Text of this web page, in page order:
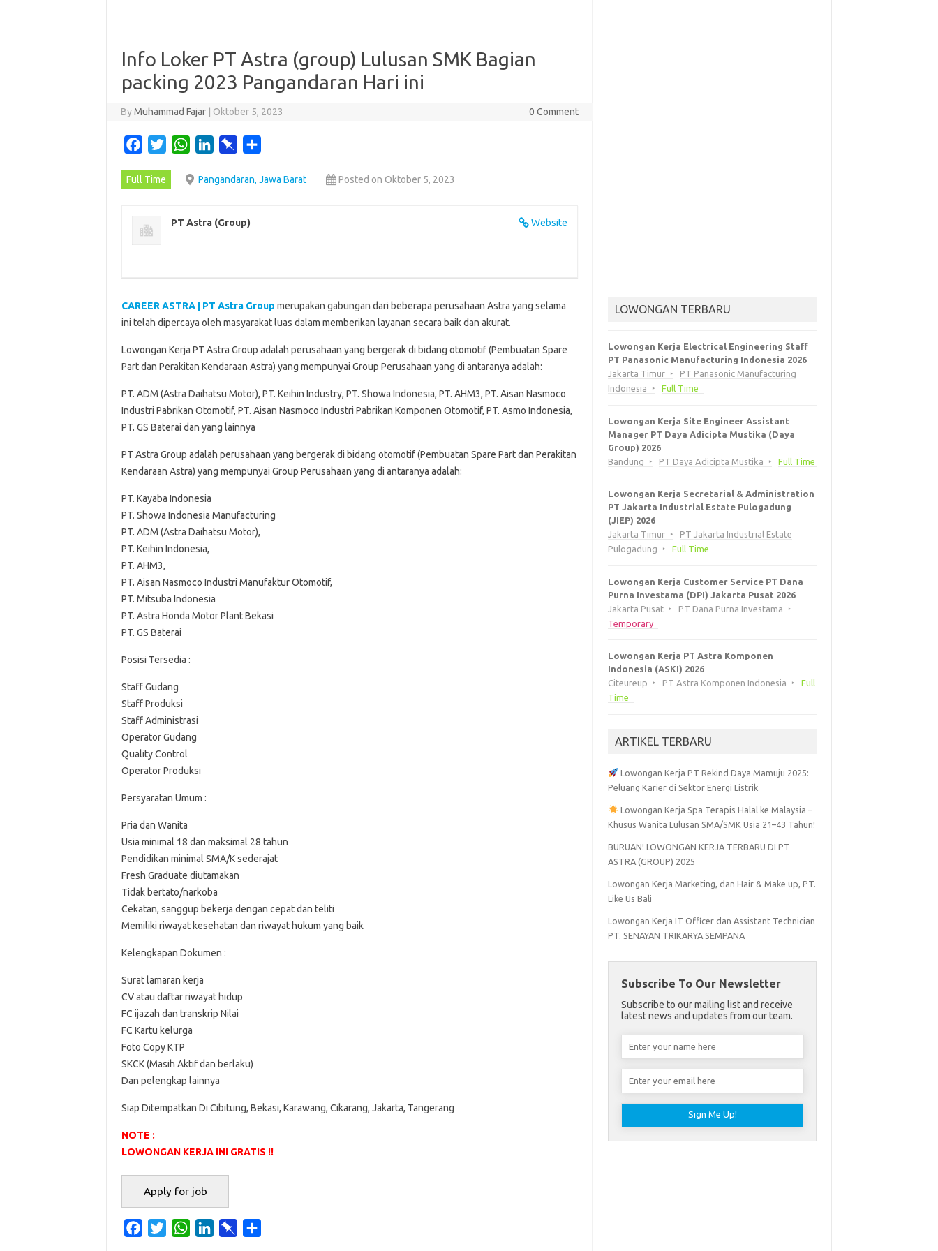
Info Loker PT Astra (group) Lulusan SMK Bagian
packing 2023 Pangandaran Hari ini
ByMuhammad Fajar Oktober 5, 2023 0 Comment
c
o
W
a
s
n
e
n
a
Full Time Pangandaran, Jawa Barat Posted on Oktober 5, 2023
Website
PT Astra (Group)
CAREER ASTRA | PT Astra Group merupakan gabungan dari beberapa perusahaan Astra yang selama
ini telah dipercaya oleh masyarakat luas dalam memberikan layanan secara baik dan akurat.
Lowongan Kerja PT Astra Group adalah perusahaan yang bergerak di bidang otomotif (Pembuatan Spare
Part dan Perakitan Kendaraan Astra) yang mempunyai Group Perusahaan yang di antaranya adalah:
PT. ADM (Astra Daihatsu Motor), PT. Keihin Industry, PT. Showa Indonesia, PT. AHM3, PT. Aisan Nasmoco
Industri Pabrikan Otomotif, PT. Aisan Nasmoco Industri Pabrikan Komponen Otomotif, PT. Asmo Indonesia,
PT. GS Baterai dan yang lainnya
PT Astra Group adalah perusahaan yang bergerak di bidang otomotif (Pembuatan Spare Part dan Perakitan
Kendaraan Astra) yang mempunyai Group Perusahaan yang di antaranya adalah:
PT. Kayaba Indonesia
PT. Showa Indonesia Manufacturing
PT. ADM (Astra Daihatsu Motor),
PT. Keihin Indonesia,
PT. AHM3,
PT. Aisan Nasmoco Industri Manufaktur Otomotif,
PT. Mitsuba Indonesia
PT. Astra Honda Motor Plant Bekasi
PT. GS Baterai
Posisi Tersedia :
Staff Gudang
Staff Produksi
Staff Administrasi
Operator Gudang
Quality Control
Operator Produksi
Persyaratan Umum :
Pria dan Wanita
Usia minimal 18 dan maksimal 28 tahun
Pendidikan minimal SMA/K sederajat
Fresh Graduate diutamakan
Tidak bertato/narkoba
Cekatan, sanggup bekerja dengan cepat dan teliti
Memiliki riwayat kesehatan dan riwayat hukum yang baik
Kelengkapan Dokumen :
Surat lamaran kerja
CV atau daftar riwayat hidup
FC ijazah dan transkrip Nilai
FC Kartu kelurga
Foto Copy KTP
SKCK (Masih Aktif dan berlaku)
Dan pelengkap lainnya
Siap Ditempatkan Di Cibitung, Bekasi, Karawang, Cikarang, Jakarta, Tangerang
NOTE :
LOWONGAN KERJA INI GRATIS !!
W
LOWONGAN TERBARU
Lowongan Kerja Electrical Engineering Staff
PT Panasonic Manufacturing Indonesia 2026
Jakarta Timur
PT Panasonic Manufacturing
Indonesia
Full Time
Lowongan Kerja Site Engineer Assistant
Manager PT Daya Adicipta Mustika (Daya
Group) 2026
Bandung
PT Daya Adicipta Mustika Full Time
Lowongan Kerja Secretarial & Administration
PT Jakarta Industrial Estate Pulogadung
(JIEP) 2026
Jakarta Timur
PT Jakarta Industrial Estate
Pulogadung
Full Time
Lowongan Kerja Customer Service PT Dana
Purna Investama (DPI) Jakarta Pusat 2026
Jakarta Pusat
PT Dana Purna Investama
Temporary
Lowongan Kerja PT Astra Komponen
Indonesia (ASKI) 2026
Citeureup
PT Astra Komponen Indonesia
Full
Time
ARTIKEL TERBARU
Lowongan Kerja PT Rekind Daya Mamuju 2025:
Peluang Karier di Sektor Energi Listrik
Lowongan Kerja Spa Terapis Halal ke Malaysia –
Khusus Wanita Lulusan SMA/SMK Usia 21–43 Tahun!
BURUAN! LOWONGAN KERJA TERBARU DI PT
ASTRA (GROUP) 2025
Lowongan Kerja Marketing, dan Hair & Make up, PT.
Like Us Bali
Lowongan Kerja IT Officer dan Assistant Technician
PT. SENAYAN TRIKARYA SEMPANA
Subscribe To Our Newsletter
Subscribe to our mailing list and receive
latest news and updates from our team.